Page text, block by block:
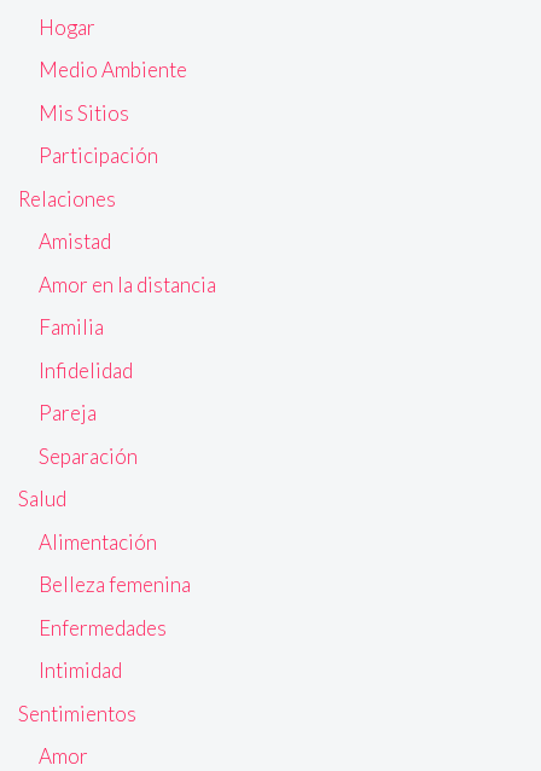
Hogar
Medio Ambiente
Mis Sitios
Participación
Relaciones
Amistad
Amor en la distancia
Familia
Infidelidad
Pareja
Separación
Salud
Alimentación
Belleza femenina
Enfermedades
Intimidad
Sentimientos
Amor